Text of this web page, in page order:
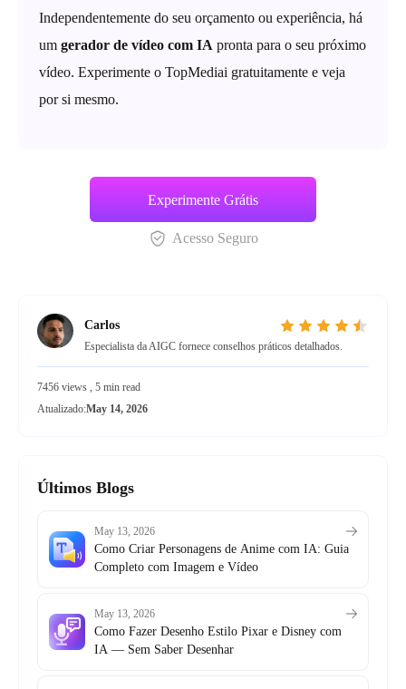
Independentemente do seu orçamento ou experiência, há
um gerador de vídeo com IA pronta para o seu próximo
vídeo. Experimente o TopMediai gratuitamente e veja
por si mesmo.
Experimente Grátis
Acesso Seguro
Carlos
Especialista da AIGC fornece conselhos práticos detalhados.
7456 views , 5 min read
Atualizado:May 14, 2026
Últimos Blogs
May 13, 2026
Como Criar Personagens de Anime com IA: Guia
Completo com Imagem e Vídeo
May 13, 2026
Como Fazer Desenho Estilo Pixar e Disney com
IA — Sem Saber Desenhar